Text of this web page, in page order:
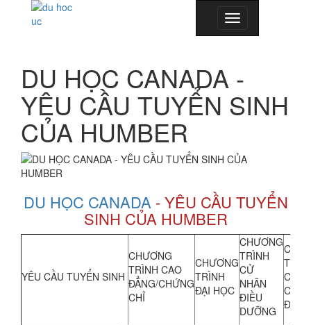
Toggle
navigation
DU HỌC CANADA -
YÊU CẦU TUYỂN SINH
CỦA HUMBER
DU HỌC CANADA - YÊU CẦU TUYỂN
SINH CỦA HUMBER
YÊU CẦU TUYỂN SINH
CHƯƠNG
TRÌNH CAO
ĐẲNG/CHỨNG
CHỈ
CHƯƠNG
TRÌNH
ĐẠI HỌC
CHƯƠNG
TRÌNH
CỬ
NHÂN
ĐIỀU
DƯỠNG
CHỈ
ĐẠI